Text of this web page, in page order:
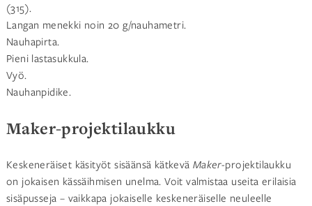
(315).
Langan menekki noin 20 g/nauhametri.
Nauhapirta.
Pieni lastasukkula.
Vyö.
Nauhanpidike.
Maker-projektilaukku
Keskeneräiset käsityöt sisäänsä kätkevä Maker-projektilaukku
on jokaisen kässäihmisen unelma. Voit valmistaa useita erilaisia
sisäpusseja – vaikkapa jokaiselle keskeneräiselle neuleelle